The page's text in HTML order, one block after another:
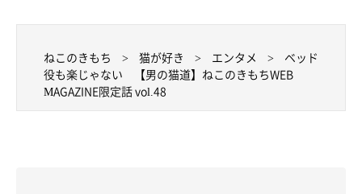
ねこのきもち 猫が好き エンタメ
ベッド
役も楽じゃない 【男の猫道】ねこのきもちWEB
MAGAZINE限定話 vol.48